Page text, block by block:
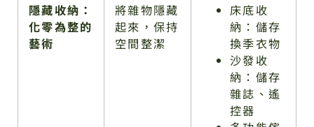
隱藏收納：
化零為整的
藝術
將雜物隱藏
起來，保持
空間整潔
床底收
納：儲存
換季衣物
沙發收
納：儲存
雜誌、遙
控器